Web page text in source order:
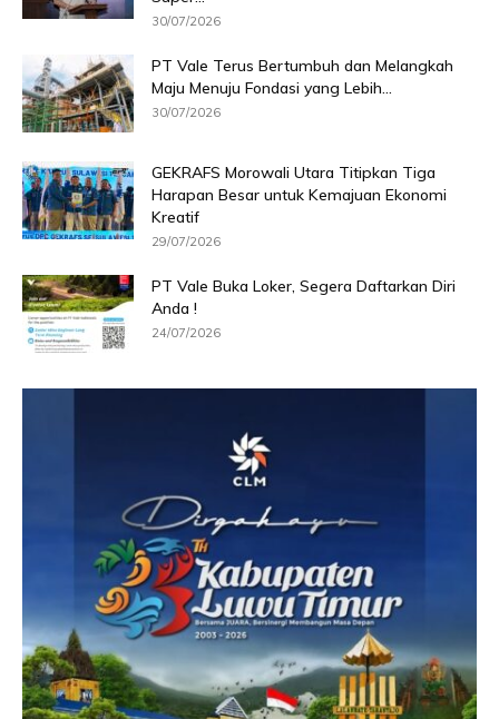
30/07/2026
PT Vale Terus Bertumbuh dan Melangkah
Maju Menuju Fondasi yang Lebih...
30/07/2026
GEKRAFS Morowali Utara Titipkan Tiga
Harapan Besar untuk Kemajuan Ekonomi
Kreatif
29/07/2026
PT Vale Buka Loker, Segera Daftarkan Diri
Anda !
24/07/2026